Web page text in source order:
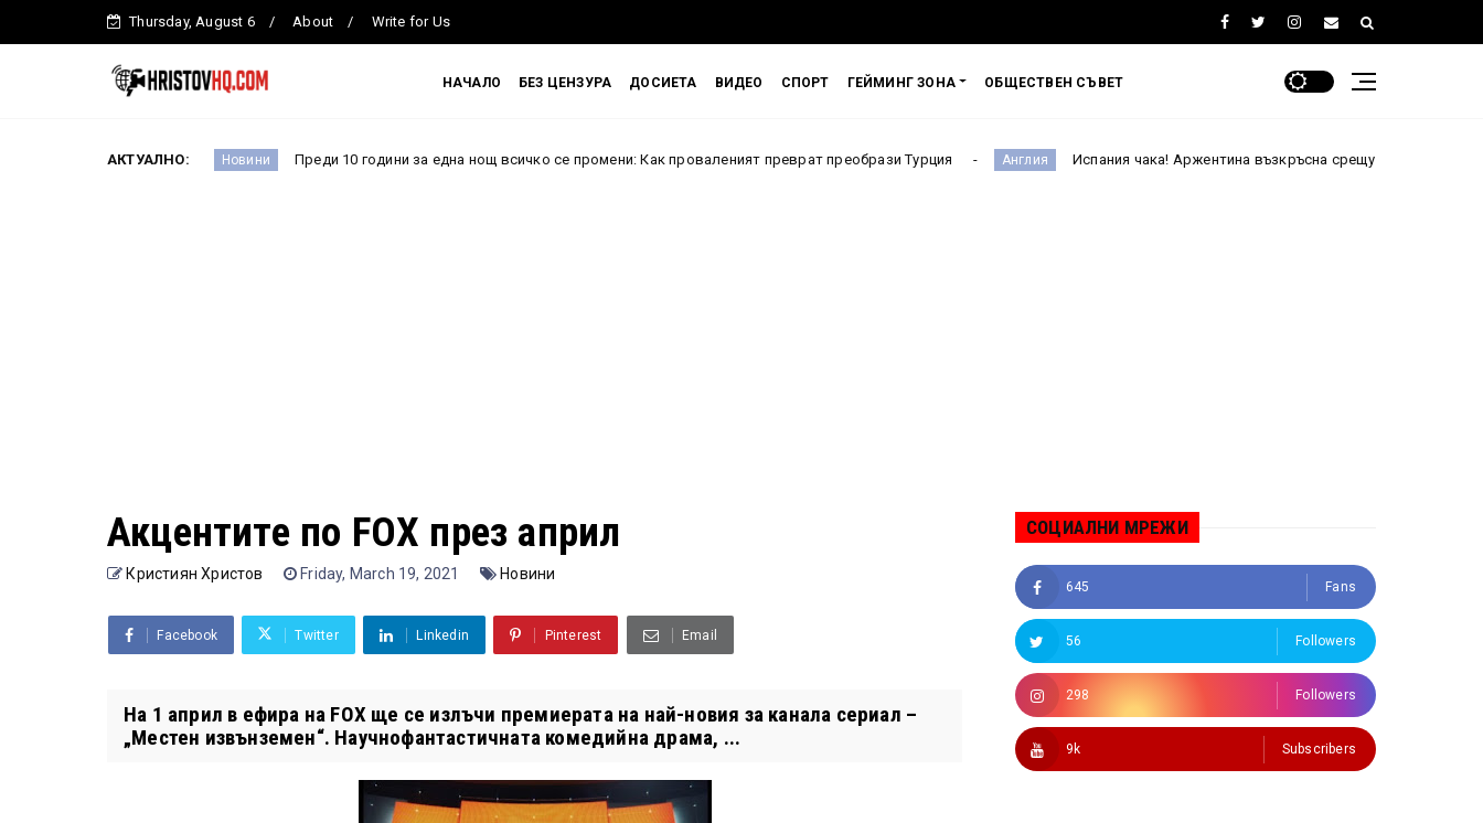
Thursday, August 6 About Write for Us
НАЧАЛО БЕЗ ЦЕНЗУРА ДОСИЕТА ВИДЕО СПОРТ ГЕЙМИНГ ЗОНА ОБЩЕСТВЕН СЪВЕТ
АКТУАЛНО:
Новини Преди 10 години за една нощ всичко се промени: Как проваленият преврат преобрази Турция Англия Испания чака! Аржентина възкръсна срещу Англия и е на финал на
Акцентите по FOX през април
Кристиян Христов Friday, March 19, 2021 Новини
Facebook Twitter Linkedin Pinterest Email
На 1 април в ефира на FOX ще се излъчи премиерата на най-новия за канала сериал –
„Местен извънземен“. Научнофантастичната комедийна драма, ...
СОЦИАЛНИ МРЕЖИ
645 Fans
56 Followers
298 Followers
9k Subscribers